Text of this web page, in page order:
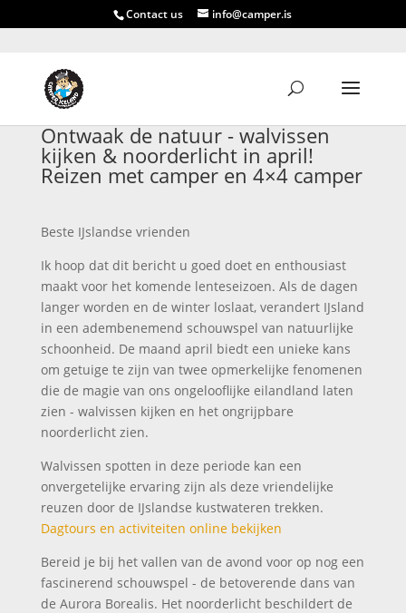
Contact us info@camper.is
Ontwaak de natuur - walvissen
kijken & noorderlicht in april!
Reizen met camper en 4×4 camper
Beste IJslandse vrienden
Ik hoop dat dit bericht u goed doet en enthousiast
maakt voor het komende lenteseizoen. Als de dagen
langer worden en de winter loslaat, verandert IJsland
in een adembenemend schouwspel van natuurlijke
schoonheid. De maand april biedt een unieke kans
om getuige te zijn van twee opmerkelijke fenomenen
die de magie van ons ongelooflijke eilandland laten
zien - walvissen kijken en het ongrijpbare
noorderlicht zien.
Walvissen spotten in deze periode kan een
onvergetelijke ervaring zijn als deze vriendelijke
reuzen door de IJslandse kustwateren trekken.
Dagtours en activiteiten online bekijken
Bereid je bij het vallen van de avond voor op nog een
fascinerend schouwspel - de betoverende dans van
de Aurora Borealis. Het noorderlicht beschildert de